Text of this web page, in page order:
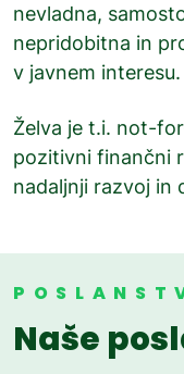
nevladna,
nepridobitna in
v javnem interesu.
Želva je t.i. not-
pozitivni finančni
nadaljnji razvoj in
Naše